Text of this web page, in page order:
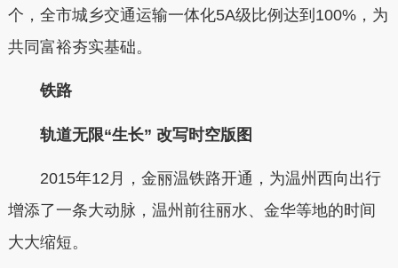
个，全市城乡交通运输一体化5A级比例达到100%，为
共同富裕夯实基础。
铁路
轨道无限“生长” 改写时空版图
2015年12月，金丽温铁路开通，为温州西向出行
增添了一条大动脉，温州前往丽水、金华等地的时间
大大缩短。